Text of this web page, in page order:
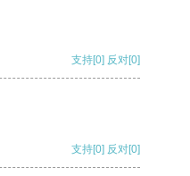
支持[0] 反对[0]
支持[0] 反对[0]